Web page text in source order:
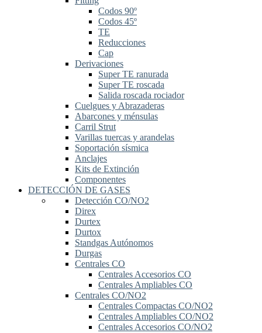
Codos 90º
Codos 45º
TE
Reducciones
Cap
Derivaciones
Super TE ranurada
Super TE roscada
Salida roscada rociador
Cuelgues y Abrazaderas
Abarcones y ménsulas
Carril Strut
Varillas tuercas y arandelas
Soportación sísmica
Anclajes
Kits de Extinción
Componentes
DETECCIÓN DE GASES
Detección CO/NO2
Direx
Durtex
Durtox
Standgas Autónomos
Durgas
Centrales CO
Centrales Accesorios CO
Centrales Ampliables CO
Centrales CO/NO2
Centrales Compactas CO/NO2
Centrales Ampliables CO/NO2
Centrales Accesorios CO/NO2